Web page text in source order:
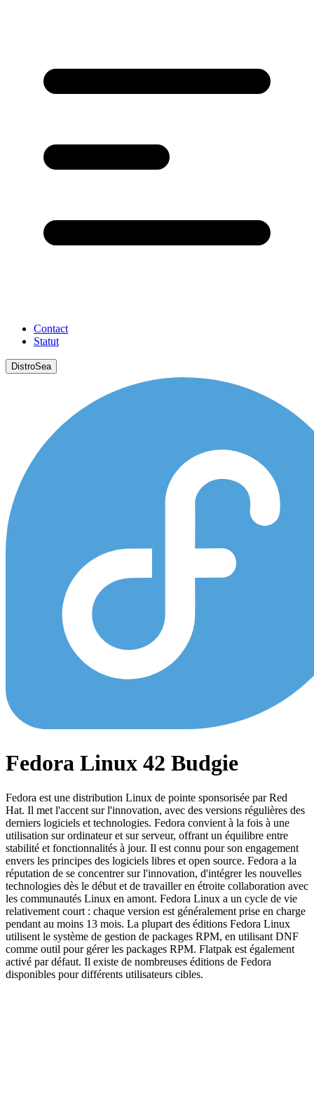
Contact
Statut
DistroSea
Fedora Linux 42 Budgie
Fedora est une distribution Linux de pointe sponsorisée par Red
Hat. Il met l'accent sur l'innovation, avec des versions régulières des
derniers logiciels et technologies. Fedora convient à la fois à une
utilisation sur ordinateur et sur serveur, offrant un équilibre entre
stabilité et fonctionnalités à jour. Il est connu pour son engagement
envers les principes des logiciels libres et open source. Fedora a la
réputation de se concentrer sur l'innovation, d'intégrer les nouvelles
technologies dès le début et de travailler en étroite collaboration avec
les communautés Linux en amont. Fedora Linux a un cycle de vie
relativement court : chaque version est généralement prise en charge
pendant au moins 13 mois. La plupart des éditions Fedora Linux
utilisent le système de gestion de packages RPM, en utilisant DNF
comme outil pour gérer les packages RPM. Flatpak est également
activé par défaut. Il existe de nombreuses éditions de Fedora
disponibles pour différents utilisateurs cibles.